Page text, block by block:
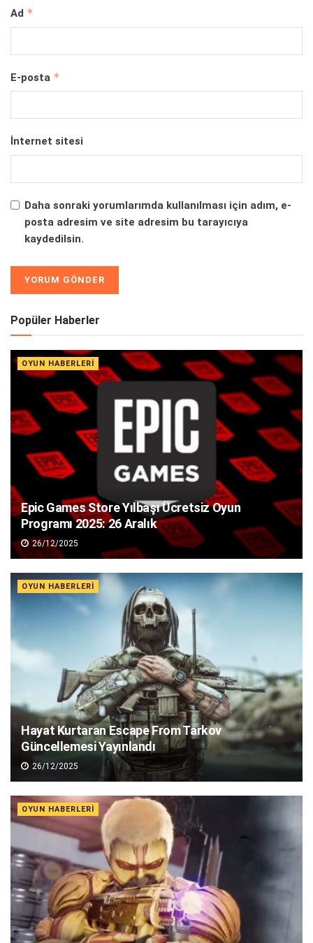
Ad *
E-posta *
İnternet sitesi
Daha sonraki yorumlarımda kullanılması için adım, e-
posta adresim ve site adresim bu tarayıcıya
kaydedilsin.
Alternative:
Popüler Haberler
OYUN HABERLERI
Epic Games Store Yılbaşı Ücretsiz Oyun
Programı 2025: 26 Aralık
26/12/2025
OYUN HABERLERI
Hayat Kurtaran Escape From Tarkov
Güncellemesi Yayınlandı
26/12/2025
OYUN HABERLERI